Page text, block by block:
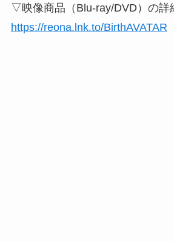
▽映像商品（Blu-ray/DVD）の詳
https://reona.lnk.to/BirthAVATAR